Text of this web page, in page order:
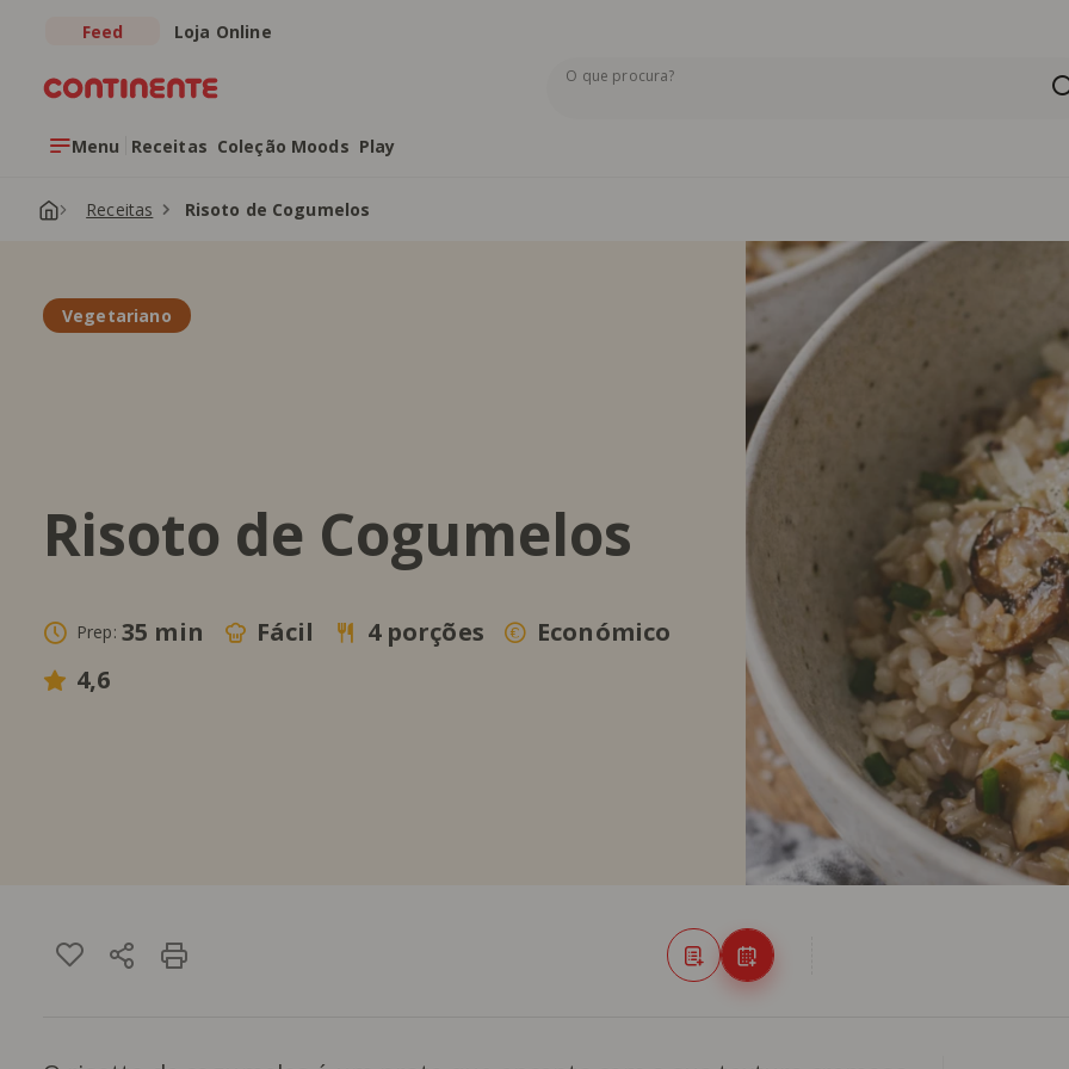
Saltar para o conteúdo principal
Feed Loja Online
Os resultados da pesquisa serão exibidos aqui ou na
O que procura?
Menu Receitas Coleção Moods Play
Receitas Risoto de Cogumelos
Vegetariano
Risoto de Cogumelos
Prep: 35 min Fácil 4 porções
Económico
4,6